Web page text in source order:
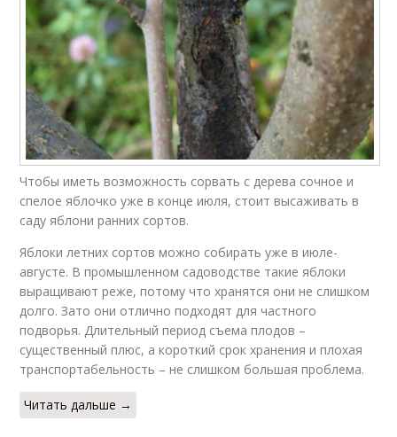
Чтобы иметь возможность сорвать с дерева сочное и
спелое яблочко уже в конце июля, стоит высаживать в
саду яблони ранних сортов.
Яблоки летних сортов можно собирать уже в июле-
августе. В промышленном садоводстве такие яблоки
выращивают реже, потому что хранятся они не слишком
долго. Зато они отлично подходят для частного
подворья. Длительный период съема плодов –
существенный плюс, а короткий срок хранения и плохая
транспортабельность – не слишком большая проблема.
Читать дальше →